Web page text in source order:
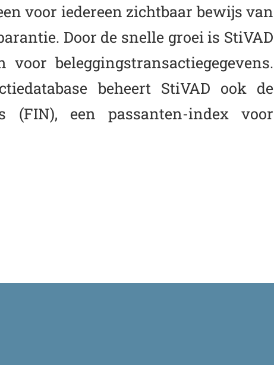
voor iedereen zichtbaar bewijs van
Door de snelle groei is StiVAD
beleggingstransactiegegevens.
beheert StiVAD ook de
(FIN), een passanten-index voor